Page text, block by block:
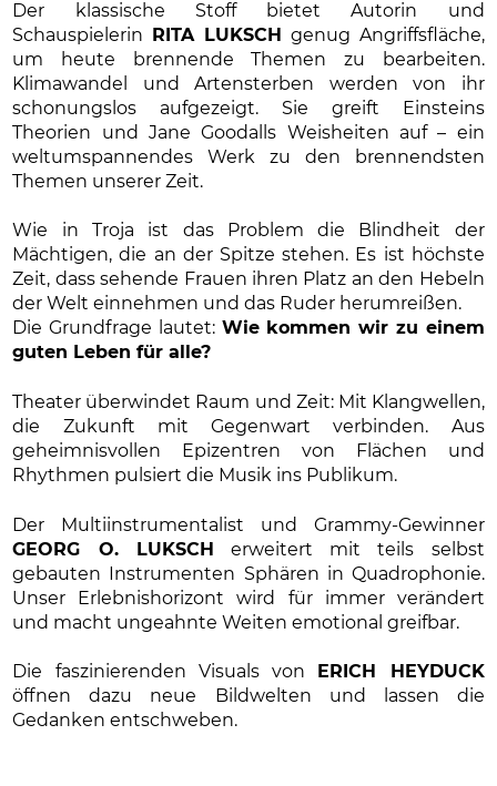
Der klassische Stoff bietet Autorin und
Schauspielerin
RITA LUKSCH
genug Angriffsfläche,
um heute brennende Themen zu bearbeiten.
Klimawandel und Artensterben werden von ihr
schonungslos aufgezeigt. Sie greift Einsteins
Theorien und Jane Goodalls Weisheiten auf – ein
weltumspannendes Werk zu den brennendsten
Themen unserer Zeit.
Wie in Troja ist das Problem die Blindheit der
Mächtigen, die an der Spitze stehen. Es ist höchste
Zeit, dass sehende Frauen ihren Platz an den Hebeln
der Welt einnehmen und das Ruder herumreißen.
Die Grundfrage lautet: Wie kommen wir zu einem
guten Leben für alle?
Theater überwindet Raum und Zeit: Mit Klangwellen,
die Zukunft mit Gegenwart verbinden. Aus
geheimnisvollen Epizentren von Flächen und
Rhythmen pulsiert die Musik ins Publikum.
Der Multiinstrumentalist und Grammy-Gewinner
GEORG O. LUKSCH
erweitert mit teils selbst
gebauten Instrumenten Sphären in Quadrophonie.
Unser Erlebnishorizont wird für immer verändert
und macht ungeahnte Weiten emotional greifbar.
Die faszinierenden Visuals von
ERICH HEYDUCK
öffnen dazu neue Bildwelten und lassen die
Gedanken entschweben.